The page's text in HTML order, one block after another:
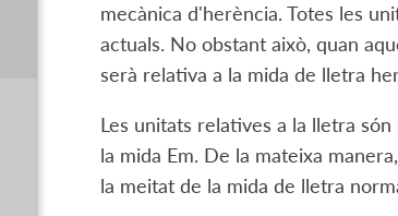
mecànica d'herència. Totes les
actuals. No obstant això, quan
serà relativa a la mida de lletra
Les unitats relatives a la lletra
la mida Em. De la mateixa
la meitat de la mida de lletra